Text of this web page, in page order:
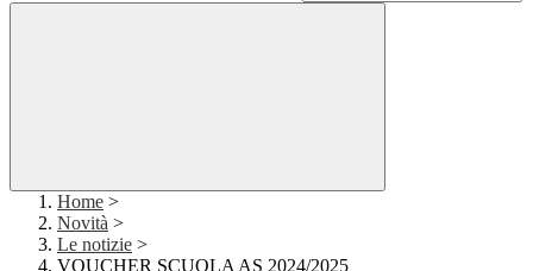
Home >
Novità >
Le notizie >
VOUCHER SCUOLA AS 2024/2025